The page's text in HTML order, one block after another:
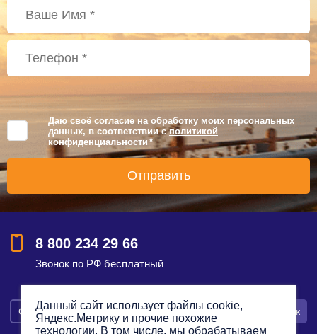
Даю своё согласие на обработку моих персональных
данных, в соответствии сполитикой
конфиденциальности *
8 800 234 29 66
Звонок по РФ бесплатный
Смотреть на карте Оставить заявку Заказать звонок
Данный сайт использует файлы cookie,
Яндекс.Метрику и прочие похожие
технологии. В том числе, мы обрабатываем